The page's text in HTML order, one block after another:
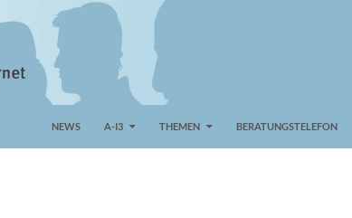
NEWS A-I3 THEMEN BERATUNGSTELEFON